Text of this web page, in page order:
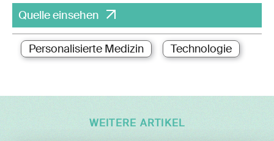
Quelle einsehen
Personalisierte Medizin Technologie
WEITERE ARTIKEL